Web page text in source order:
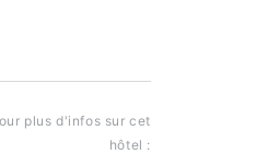
plus d'infos sur cet
hôtel :